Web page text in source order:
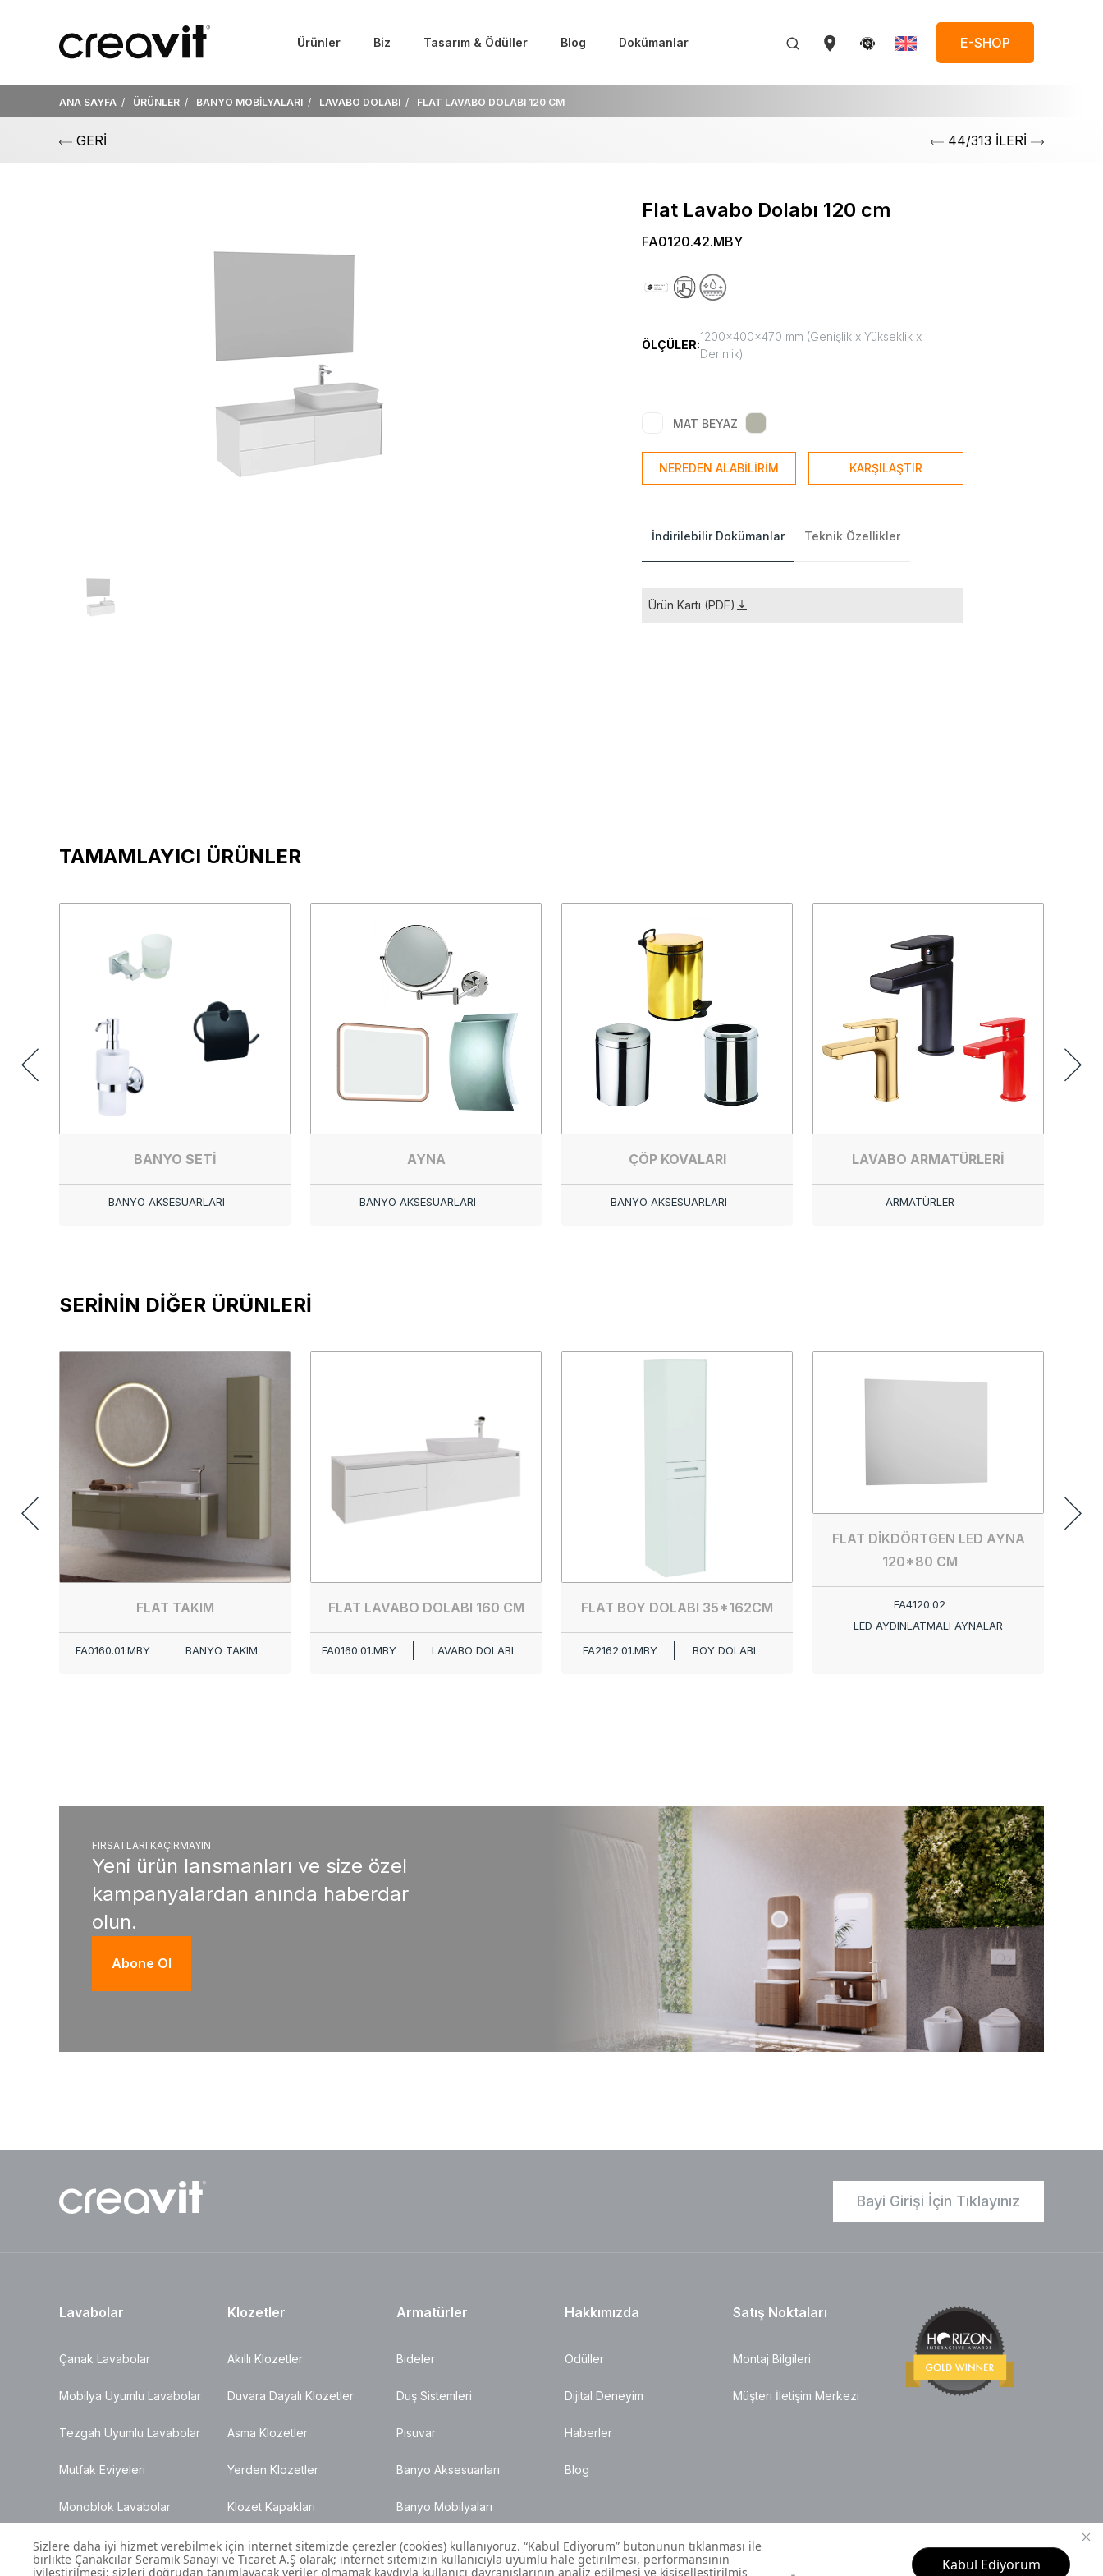
Ürünler Biz Tasarım & Ödüller Blog Dokümanlar E-SHOP
ANA SAYFA ÜRÜNLER BANYO MOBİLYALARI LAVABO DOLABI FLAT LAVABO DOLABI 120 CM
GERİ 44/313 İLERİ
Flat Lavabo Dolabı 120 cm
FA0120.42.MBY
ÖLÇÜLER:
1200x400x470 mm (Genişlik x Yükseklik x
Derinlik)
MAT BEYAZ
NEREDEN ALABİLİRİM KARŞILAŞTIR
İndirilebilir Dokümanlar Teknik Özellikler
Ürün Kartı (PDF)
TAMAMLAYICI ÜRÜNLER
BANYO SETİ
BANYO AKSESUARLARI
AYNA
BANYO AKSESUARLARI
ÇÖP KOVALARI
BANYO AKSESUARLARI
LAVABO ARMATÜRLERİ
ARMATÜRLER
SERİNİN DİĞER ÜRÜNLERİ
FLAT TAKIM
FA0160.01.MBY BANYO TAKIM
FLAT LAVABO DOLABI 160 CM
FA0160.01.MBY LAVABO DOLABI
FLAT BOY DOLABI 35*162CM
FA2162.01.MBY BOY DOLABI
FLAT DİKDÖRTGEN LED AYNA
120*80 CM
FA4120.02
LED AYDINLATMALI AYNALAR
FIRSATLARI KAÇIRMAYIN
Yeni ürün lansmanları ve size özel
kampanyalardan anında haberdar
olun.
Abone Ol
Bayi Girişi İçin Tıklayınız
Lavabolar
Çanak Lavabolar
Mobilya Uyumlu Lavabolar
Tezgah Uyumlu Lavabolar
Mutfak Eviyeleri
Monoblok Lavabolar
Klozetler
Akıllı Klozetler
Duvara Dayalı Klozetler
Asma Klozetler
Yerden Klozetler
Klozet Kapakları
Armatürler
Bideler
Duş Sistemleri
Pisuvar
Banyo Aksesuarları
Banyo Mobilyaları
Hakkımızda
Ödüller
Dijital Deneyim
Haberler
Blog
Satış Noktaları
Montaj Bilgileri
Müşteri İletişim Merkezi